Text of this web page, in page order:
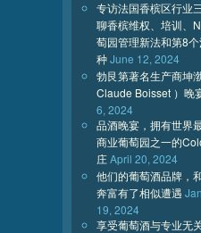
专访法国香槟区行业
聊香槟维权、培训、
萄园管理新法和第8
种June 12, 2024
勃艮第著名生产商坤
Claude Boisset ）晚
6, 2024
品酒晚宴，拥有世界
商业葡萄园之一的
庄April 20, 2024
他们的葡萄酒品牌，和
奔富有了相似遭遇
19, 2024
享受葡萄酒与专业无